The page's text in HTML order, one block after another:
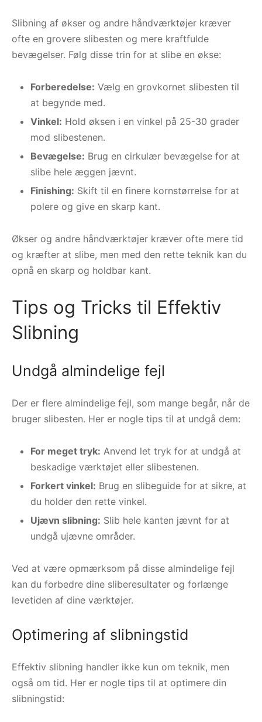
Slibning af økser og andre håndværktøjer kræver
ofte en grovere slibesten og mere kraftfulde
bevægelser. Følg disse trin for at slibe en økse:
Forberedelse: Vælg en grovkornet slibesten til
at begynde med.
Vinkel: Hold øksen i en vinkel på 25-30 grader
mod slibestenen.
Bevægelse: Brug en cirkulær bevægelse for at
slibe hele æggen jævnt.
Finishing: Skift til en finere kornstørrelse for at
polere og give en skarp kant.
Økser og andre håndværktøjer kræver ofte mere tid
og kræfter at slibe, men med den rette teknik kan du
opnå en skarp og holdbar kant.
Tips og Tricks til Effektiv
Slibning
Undgå almindelige fejl
Der er flere almindelige fejl, som mange begår, når de
bruger slibesten. Her er nogle tips til at undgå dem:
For meget tryk: Anvend let tryk for at undgå at
beskadige værktøjet eller slibestenen.
Forkert vinkel: Brug en slibeguide for at sikre, at
du holder den rette vinkel.
Ujævn slibning: Slib hele kanten jævnt for at
undgå ujævne områder.
Ved at være opmærksom på disse almindelige fejl
kan du forbedre dine sliberesultater og forlænge
levetiden af dine værktøjer.
Optimering af slibningstid
Effektiv slibning handler ikke kun om teknik, men
også om tid. Her er nogle tips til at optimere din
slibningstid: